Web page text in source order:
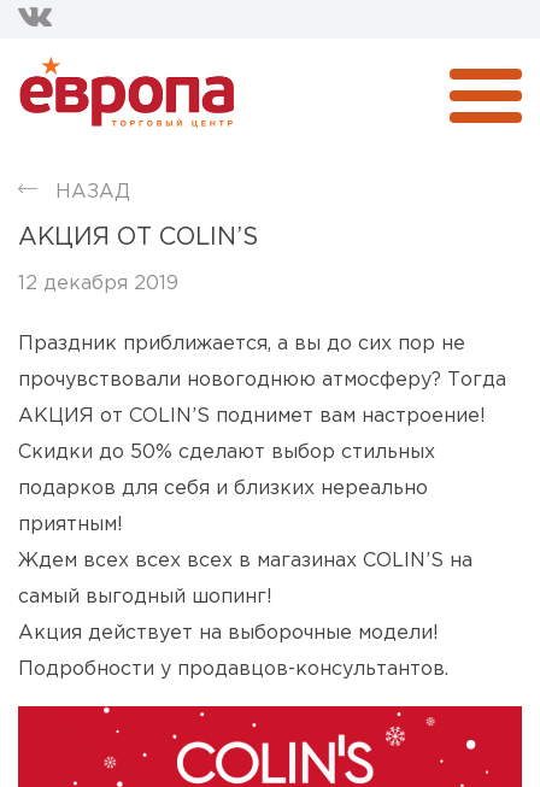
НАЗАД
АКЦИЯ ОТ COLIN’S
12 декабря 2019
Праздник приближается, а вы до сих пор не
прочувствовали новогоднюю атмосферу? Тогда
АКЦИЯ от COLIN’S поднимет вам настроение!
Скидки до 50% сделают выбор стильных
подарков для себя и близких нереально
приятным! ️
Ждем всех всех всех в магазинах COLIN’S на
самый выгодный шопинг!⠀
Акция действует на выборочные модели!
Подробности у продавцов-консультантов.